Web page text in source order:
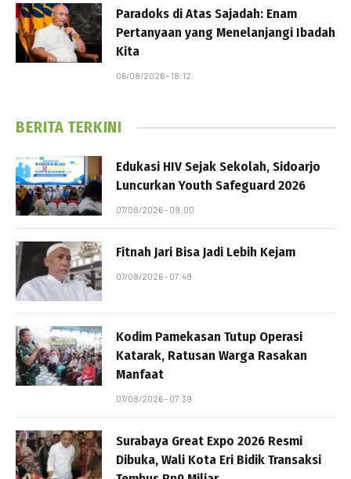
Paradoks di Atas Sajadah: Enam
Pertanyaan yang Menelanjangi Ibadah
Kita
06/08/2026 - 18:12
BERITA TERKINI
Edukasi HIV Sejak Sekolah, Sidoarjo
Luncurkan Youth Safeguard 2026
07/08/2026 - 09:00
Fitnah Jari Bisa Jadi Lebih Kejam
07/08/2026 - 07:49
Kodim Pamekasan Tutup Operasi
Katarak, Ratusan Warga Rasakan
Manfaat
07/08/2026 - 07:39
Surabaya Great Expo 2026 Resmi
Dibuka, Wali Kota Eri Bidik Transaksi